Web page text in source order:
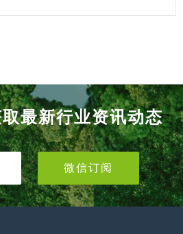
最新行业资讯动态
微信订阅